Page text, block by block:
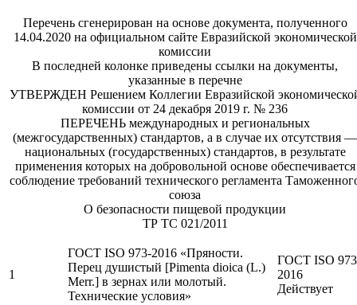
Перечень сгенерирован на основе документа, полученного
14.04.2020 на официальном сайте Евразийской экономической
комиссии
В последней колонке приведены ссылки на документы,
указанные в перечне
УТВЕРЖДЕН Решением Коллегии Евразийской
комиссии от 24 декабря 2019 г. № 236
ПЕРЕЧЕНЬ международных и региональных
(межгосударственных) стандартов, а в случае их отсутствия —
национальных (государственных) стандартов, в результате
применения которых на добровольной основе обеспечивается
соблюдение требований технического регламента
союза
О безопасности пищевой продукции
ТР ТС 021/2011
1
ГОСТ ISO 973-2016 «Пряности.
Перец душистый [Pimenta dioica (L.)
Merr.] в зернах или молотый.
Технические условия»
ГОСТ ISO
2016
Действует